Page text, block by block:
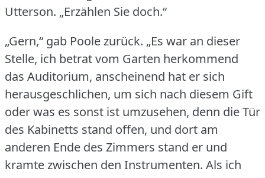
Utterson. „Erzählen Sie doch.“
„Gern,“ gab Poole zurück. „Es war an dieser
Stelle, ich betrat vom Garten herkommend
das Auditorium, anscheinend hat er sich
herausgeschlichen, um sich nach diesem Gift
oder was es sonst ist umzusehen, denn die Tür
des Kabinetts stand offen, und dort am
anderen Ende des Zimmers stand er und
kramte zwischen den Instrumenten. Als ich